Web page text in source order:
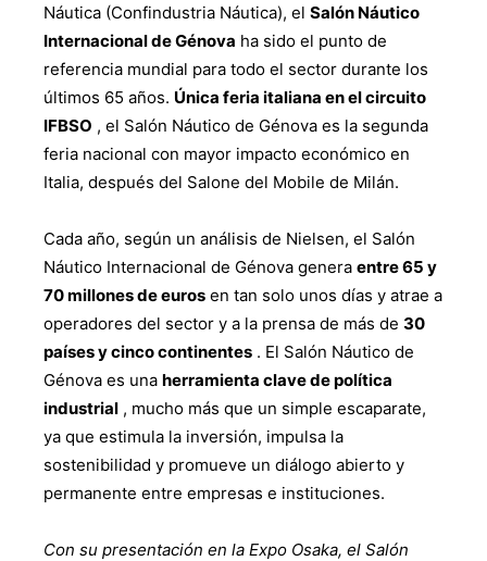
Náutica (Confindustria Náutica), el Salón Náutico
Internacional de Génova ha sido el punto de
referencia mundial para todo el sector durante los
últimos 65 años. Única feria italiana en el circuito
IFBSO , el Salón Náutico de Génova es la segunda
feria nacional con mayor impacto económico en
Italia, después del Salone del Mobile de Milán.
Cada año, según un análisis de Nielsen, el Salón
Náutico Internacional de Génova genera entre 65 y
70 millones de euros en tan solo unos días y atrae a
operadores del sector y a la prensa de más de 30
países y cinco continentes . El Salón Náutico de
Génova es una herramienta clave de política
industrial , mucho más que un simple escaparate,
ya que estimula la inversión, impulsa la
sostenibilidad y promueve un diálogo abierto y
permanente entre empresas e instituciones.
Con su presentación en la Expo Osaka, el Salón